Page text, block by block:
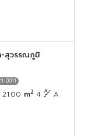
-สุวรรณภูมิ
0011
m2 4 A